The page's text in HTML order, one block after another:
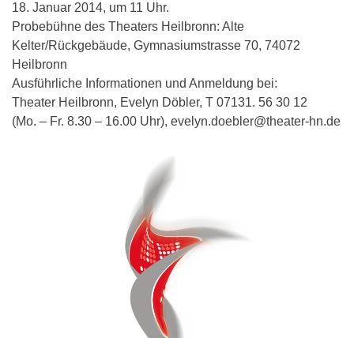
18. Januar 2014, um 11 Uhr.
Probebühne des Theaters Heilbronn: Alte
Kelter/Rückgebäude, Gymnasiumstrasse 70, 74072
Heilbronn
Ausführliche Informationen und Anmeldung bei:
Theater Heilbronn, Evelyn Döbler, T 07131. 56 30 12
(Mo. – Fr. 8.30 – 16.00 Uhr), evelyn.doebler@theater-hn.de